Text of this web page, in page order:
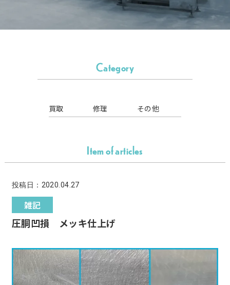
Category
買取 修理 その他
Item of articles
投稿日：2020.04.27
雑記
圧胴凹損 メッキ仕上げ